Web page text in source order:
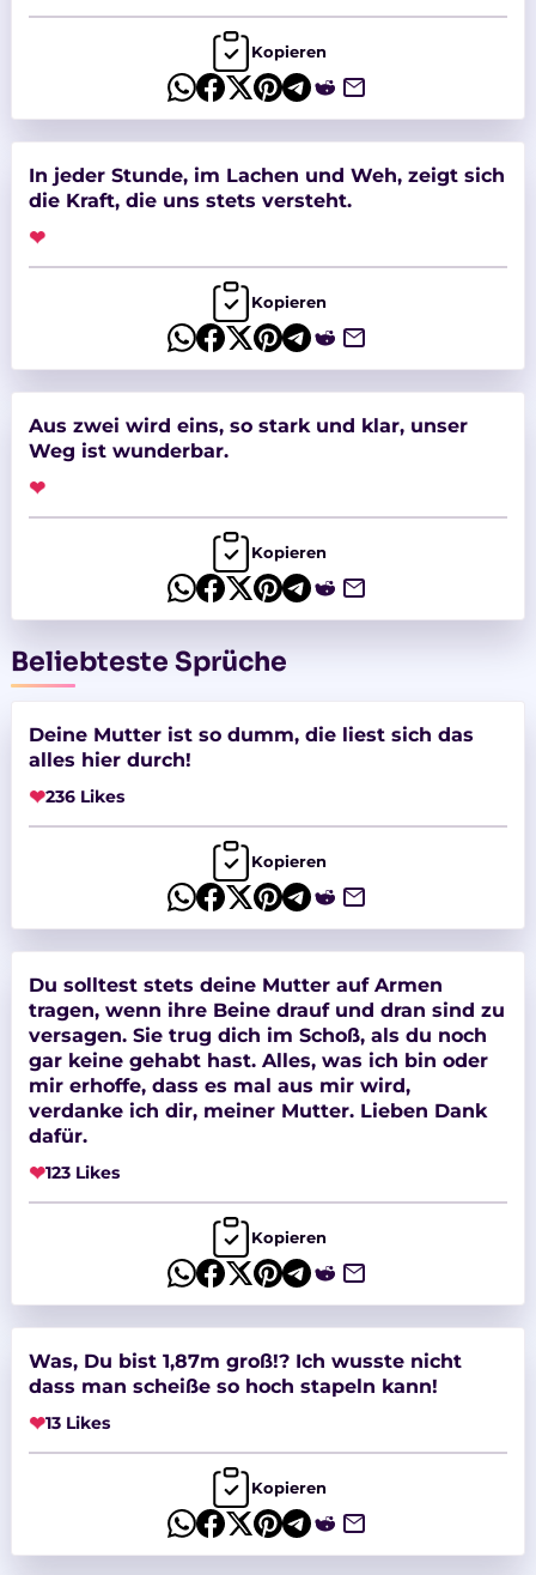
Kopieren
In jeder Stunde, im Lachen und Weh, zeigt sich
die Kraft, die uns stets versteht.
❤
Kopieren
Aus zwei wird eins, so stark und klar, unser
Weg ist wunderbar.
❤
Kopieren
Beliebteste Sprüche
Deine Mutter ist so dumm, die liest sich das
alles hier durch!
❤236 Likes
Kopieren
Du solltest stets deine Mutter auf Armen
tragen, wenn ihre Beine drauf und dran sind zu
versagen. Sie trug dich im Schoß, als du noch
gar keine gehabt hast. Alles, was ich bin oder
mir erhoffe, dass es mal aus mir wird,
verdanke ich dir, meiner Mutter. Lieben Dank
dafür.
❤123 Likes
Kopieren
Was, Du bist 1,87m groß!? Ich wusste nicht
dass man scheiße so hoch stapeln kann!
❤13 Likes
Kopieren